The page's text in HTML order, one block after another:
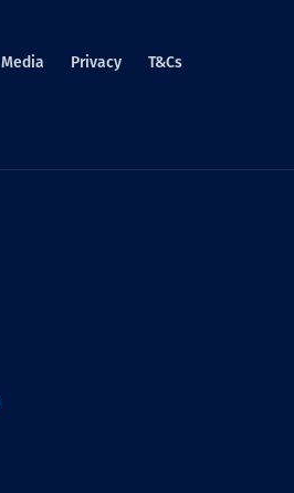
Media Privacy T&Cs